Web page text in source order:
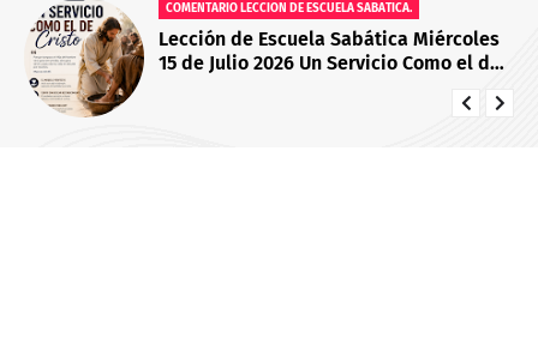
COMENTARIO LECCION DE ESCUELA SABATICA.
Lección de Escuela Sabática Miércoles
15 de Julio 2026 Un Servicio Como el de